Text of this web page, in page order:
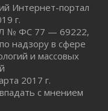
почетных
жизни»
Интернет-портал
г.
№ ФС 77 — 69222,
надзору в сфере
и массовых
2017 г.
с мнением